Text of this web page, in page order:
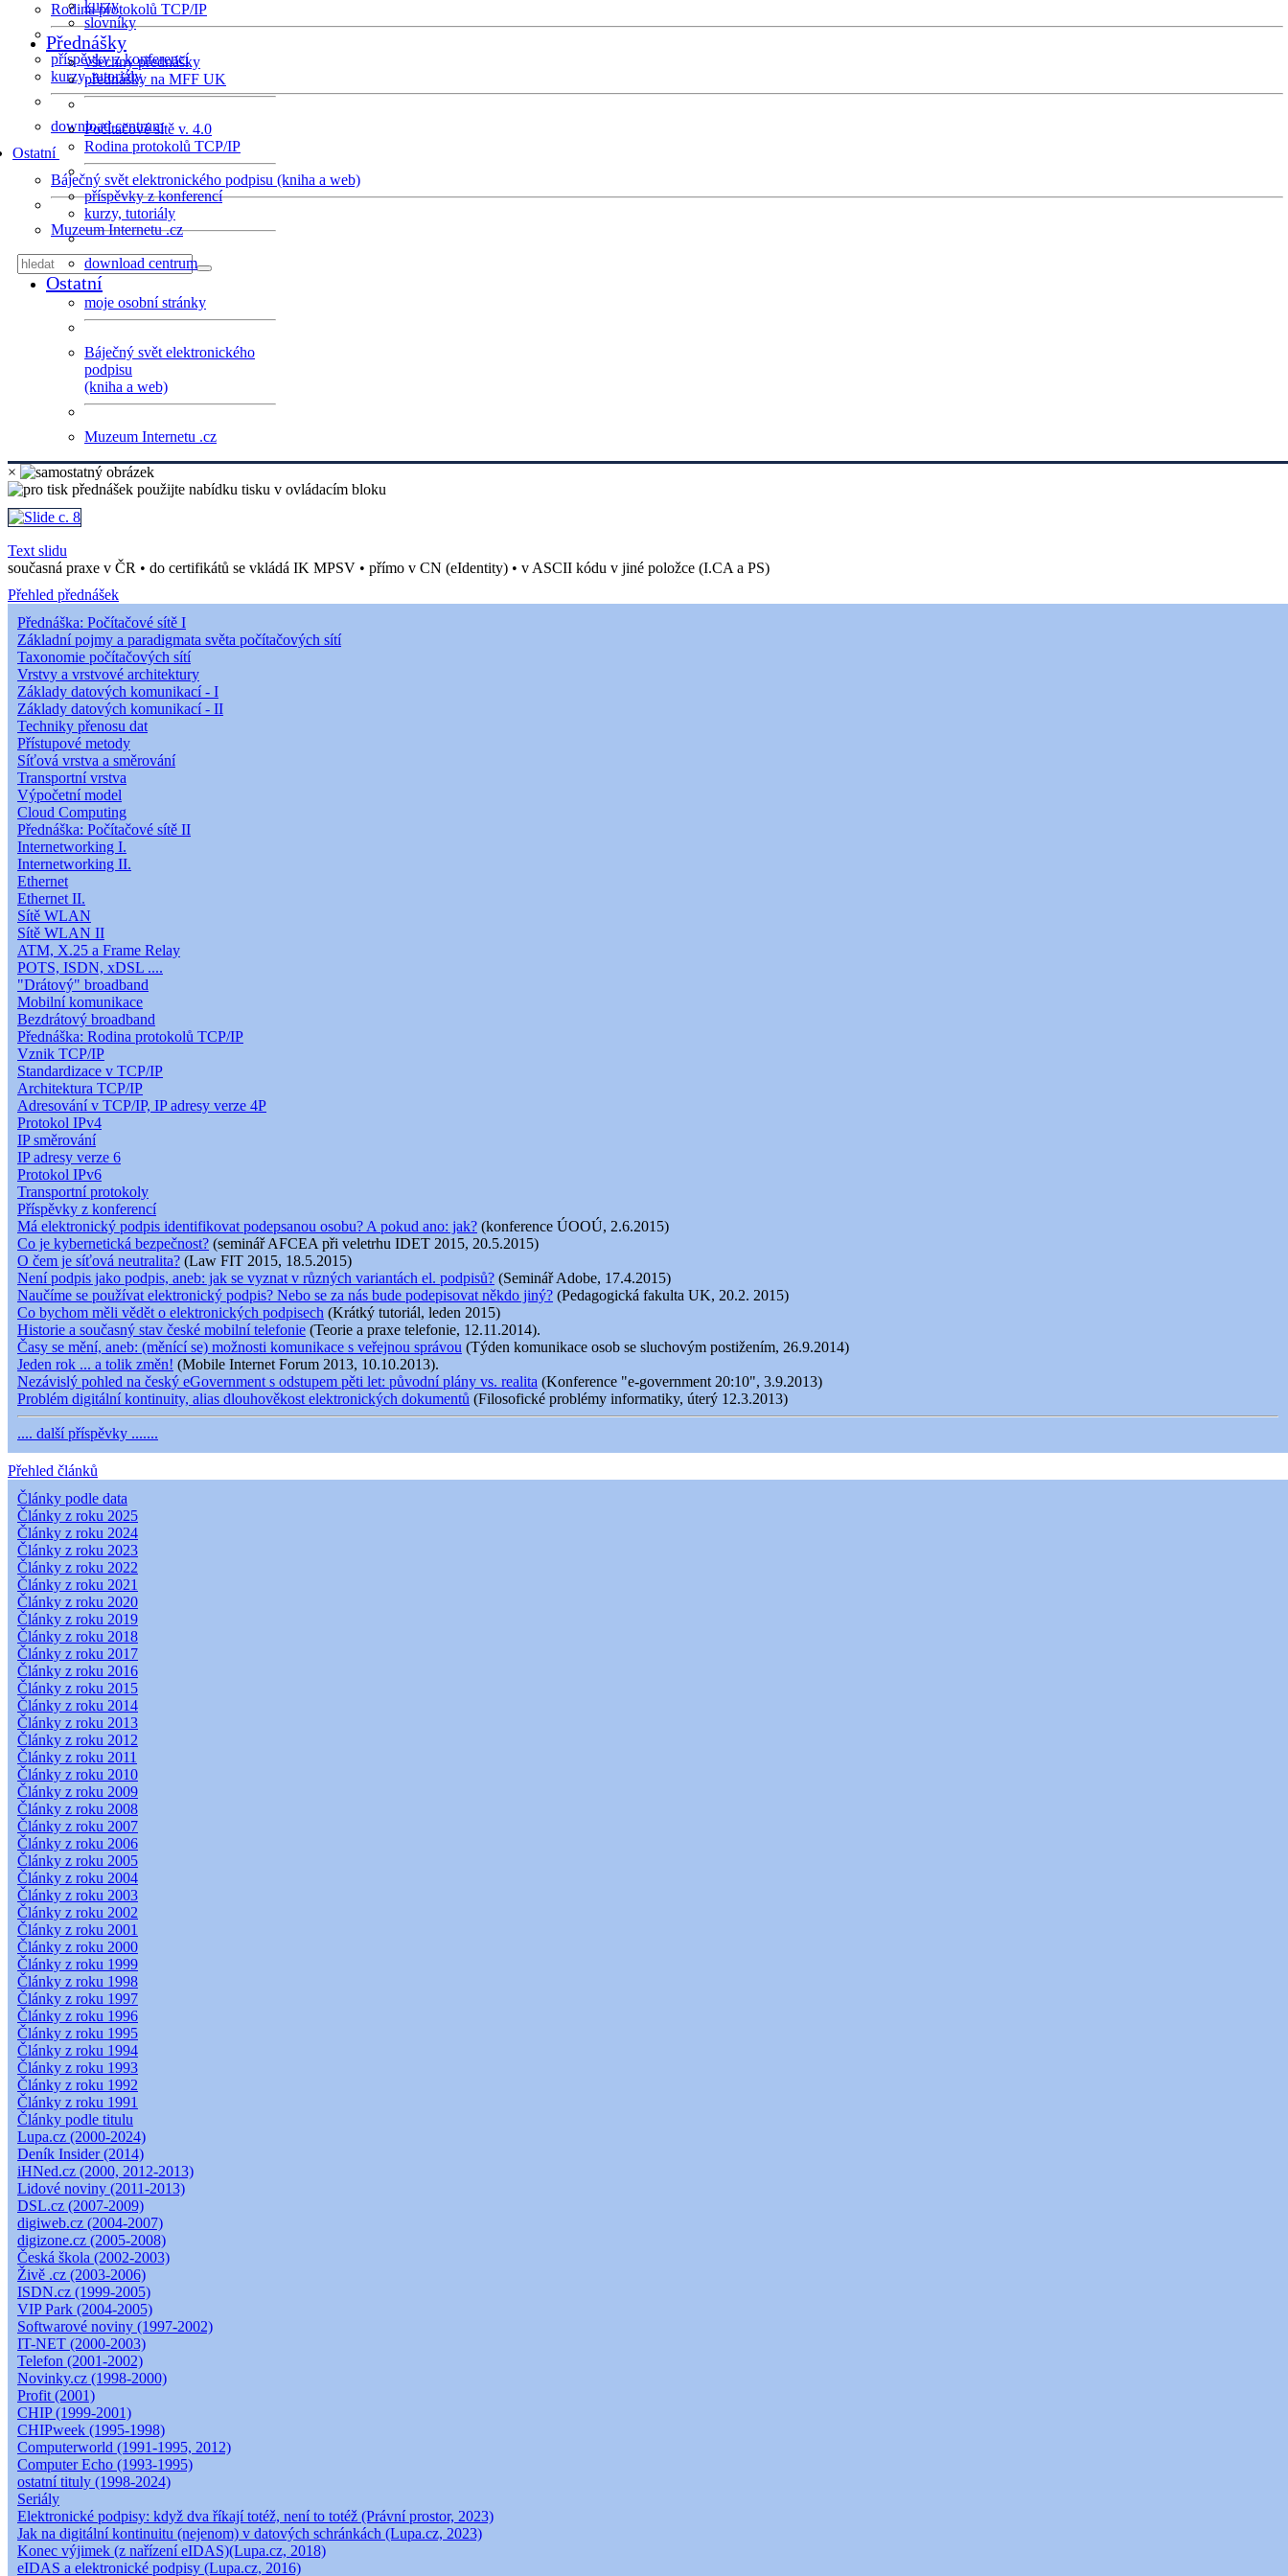
Rodina protokolů TCP/IP
příspěvky z konferencí
kurzy, tutoriály
download centrum
Ostatní
Báječný svět elektronického podpisu (kniha a web)
Muzeum Internetu .cz
kurzy
slovníky
Přednášky
všechny přednášky
přednášky na MFF UK
Počítačové sítě v. 4.0
Rodina protokolů TCP/IP
příspěvky z konferencí
kurzy, tutoriály
download centrum
Ostatní
moje osobní stránky
Báječný svět elektronického
podpisu
(kniha a web)
Muzeum Internetu .cz
×
Text slidu
současná praxe v ČR • do certifikátů se vkládá IK MPSV • přímo v CN (eIdentity) • v ASCII kódu v jiné položce (I.CA a PS)
Přehled přednášek
Přednáška: Počítačové sítě I
Základní pojmy a paradigmata světa počítačových sítí
Taxonomie počítačových sítí
Vrstvy a vrstvové architektury
Základy datových komunikací - I
Základy datových komunikací - II
Techniky přenosu dat
Přístupové metody
Síťová vrstva a směrování
Transportní vrstva
Výpočetní model
Cloud Computing
Přednáška: Počítačové sítě II
Internetworking I.
Internetworking II.
Ethernet
Ethernet II.
Sítě WLAN
Sítě WLAN II
ATM, X.25 a Frame Relay
POTS, ISDN, xDSL ....
"Drátový" broadband
Mobilní komunikace
Bezdrátový broadband
Přednáška: Rodina protokolů TCP/IP
Vznik TCP/IP
Standardizace v TCP/IP
Architektura TCP/IP
Adresování v TCP/IP, IP adresy verze 4P
Protokol IPv4
IP směrování
IP adresy verze 6
Protokol IPv6
Transportní protokoly
Příspěvky z konferencí
Má elektronický podpis identifikovat podepsanou osobu? A pokud ano: jak? (konference ÚOOÚ, 2.6.2015)
Co je kybernetická bezpečnost? (seminář AFCEA při veletrhu IDET 2015, 20.5.2015)
O čem je síťová neutralita? (Law FIT 2015, 18.5.2015)
Není podpis jako podpis, aneb: jak se vyznat v různých variantách el. podpisů? (Seminář Adobe, 17.4.2015)
Naučíme se používat elektronický podpis? Nebo se za nás bude podepisovat někdo jiný? (Pedagogická fakulta UK, 20.2. 2015)
Co bychom měli vědět o elektronických podpisech (Krátký tutoriál, leden 2015)
Historie a současný stav české mobilní telefonie (Teorie a praxe telefonie, 12.11.2014).
Časy se mění, aneb: (měnící se) možnosti komunikace s veřejnou správou (Týden komunikace osob se sluchovým postižením, 26.9.2014)
Jeden rok ... a tolik změn! (Mobile Internet Forum 2013, 10.10.2013).
Nezávislý pohled na český eGovernment s odstupem pěti let: původní plány vs. realita (Konference "e-government 20:10", 3.9.2013)
Problém digitální kontinuity, alias dlouhověkost elektronických dokumentů (Filosofické problémy informatiky, úterý 12.3.2013)
.... další příspěvky .......
Přehled článků
Články podle data
Články z roku 2025
Články z roku 2024
Články z roku 2023
Články z roku 2022
Články z roku 2021
Články z roku 2020
Články z roku 2019
Články z roku 2018
Články z roku 2017
Články z roku 2016
Články z roku 2015
Články z roku 2014
Články z roku 2013
Články z roku 2012
Články z roku 2011
Články z roku 2010
Články z roku 2009
Články z roku 2008
Články z roku 2007
Články z roku 2006
Články z roku 2005
Články z roku 2004
Články z roku 2003
Články z roku 2002
Články z roku 2001
Články z roku 2000
Články z roku 1999
Články z roku 1998
Články z roku 1997
Články z roku 1996
Články z roku 1995
Články z roku 1994
Články z roku 1993
Články z roku 1992
Články z roku 1991
Články podle titulu
Lupa.cz (2000-2024)
Deník Insider (2014)
iHNed.cz (2000, 2012-2013)
Lidové noviny (2011-2013)
DSL.cz (2007-2009)
digiweb.cz (2004-2007)
digizone.cz (2005-2008)
Česká škola (2002-2003)
Živě .cz (2003-2006)
ISDN.cz (1999-2005)
VIP Park (2004-2005)
Softwarové noviny (1997-2002)
IT-NET (2000-2003)
Telefon (2001-2002)
Novinky.cz (1998-2000)
Profit (2001)
CHIP (1999-2001)
CHIPweek (1995-1998)
Computerworld (1991-1995, 2012)
Computer Echo (1993-1995)
ostatní tituly (1998-2024)
Seriály
Elektronické podpisy: když dva říkají totéž, není to totéž (Právní prostor, 2023)
Jak na digitální kontinuitu (nejenom) v datových schránkách (Lupa.cz, 2023)
Konec výjimek (z nařízení eIDAS)(Lupa.cz, 2018)
eIDAS a elektronické podpisy (Lupa.cz, 2016)